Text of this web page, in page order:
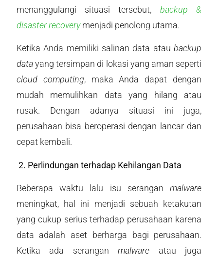
menanggulangi situasi tersebut, backup &
disaster recovery menjadi penolong utama.
Ketika Anda memiliki salinan data ataubackup
datayang tersimpan di lokasi yang aman seperti
cloud computing, maka Anda dapat dengan
mudah memulihkan data yang hilang atau
rusak. Dengan adanya situasi ini juga,
perusahaan bisa beroperasi dengan lancar dan
cepat kembali.
2. Perlindungan terhadap Kehilangan Data
Beberapa waktu lalu isu seranganmalware
meningkat, hal ini menjadi sebuah ketakutan
yang cukup serius terhadap perusahaan karena
data adalah aset berharga bagi perusahaan.
Ketika ada seranganmalware atau juga